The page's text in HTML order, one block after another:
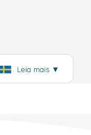
Leia mais ▼